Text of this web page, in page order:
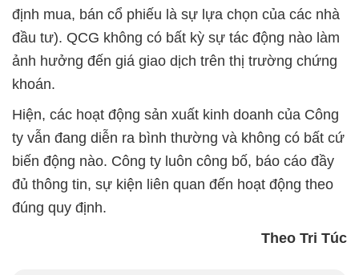
định mua, bán cổ phiếu là sự lựa chọn của các nhà
đầu tư). QCG không có bất kỳ sự tác động nào làm
ảnh hưởng đến giá giao dịch trên thị trường chứng
khoán.
Hiện, các hoạt động sản xuất kinh doanh của Công
ty vẫn đang diễn ra bình thường và không có bất cứ
biến động nào. Công ty luôn công bố, báo cáo đầy
đủ thông tin, sự kiện liên quan đến hoạt động theo
đúng quy định.
Theo Tri Túc